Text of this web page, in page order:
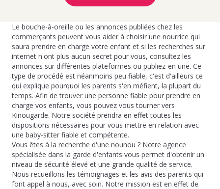
Le bouche-à-oreille ou les annonces publiées chez les
commerçants peuvent vous aider à choisir une nourrice qui
saura prendre en charge votre enfant et si les recherches sur
internet n'ont plus aucun secret pour vous, consultez les
annonces sur différentes plateformes ou publiez-en une. Ce
type de procédé est néanmoins peu fiable, c'est d'ailleurs ce
qui explique pourquoi les parents s'en méfient, la plupart du
temps. Afin de trouver une personne fiable pour prendre en
charge vos enfants, vous pouvez vous tourner vers
Kinougarde. Notre société prendra en effet toutes les
dispositions nécessaires pour vous mettre en relation avec
une baby-sitter fiable et compétente.
Vous êtes à la recherche d'une nounou ? Notre agence
spécialisée dans la garde d'enfants vous permet d'obtenir un
niveau de sécurité élevé et une grande qualité de service.
Nous recueillons les témoignages et les avis des parents qui
font appel à nous, avec soin. Notre mission est en effet de